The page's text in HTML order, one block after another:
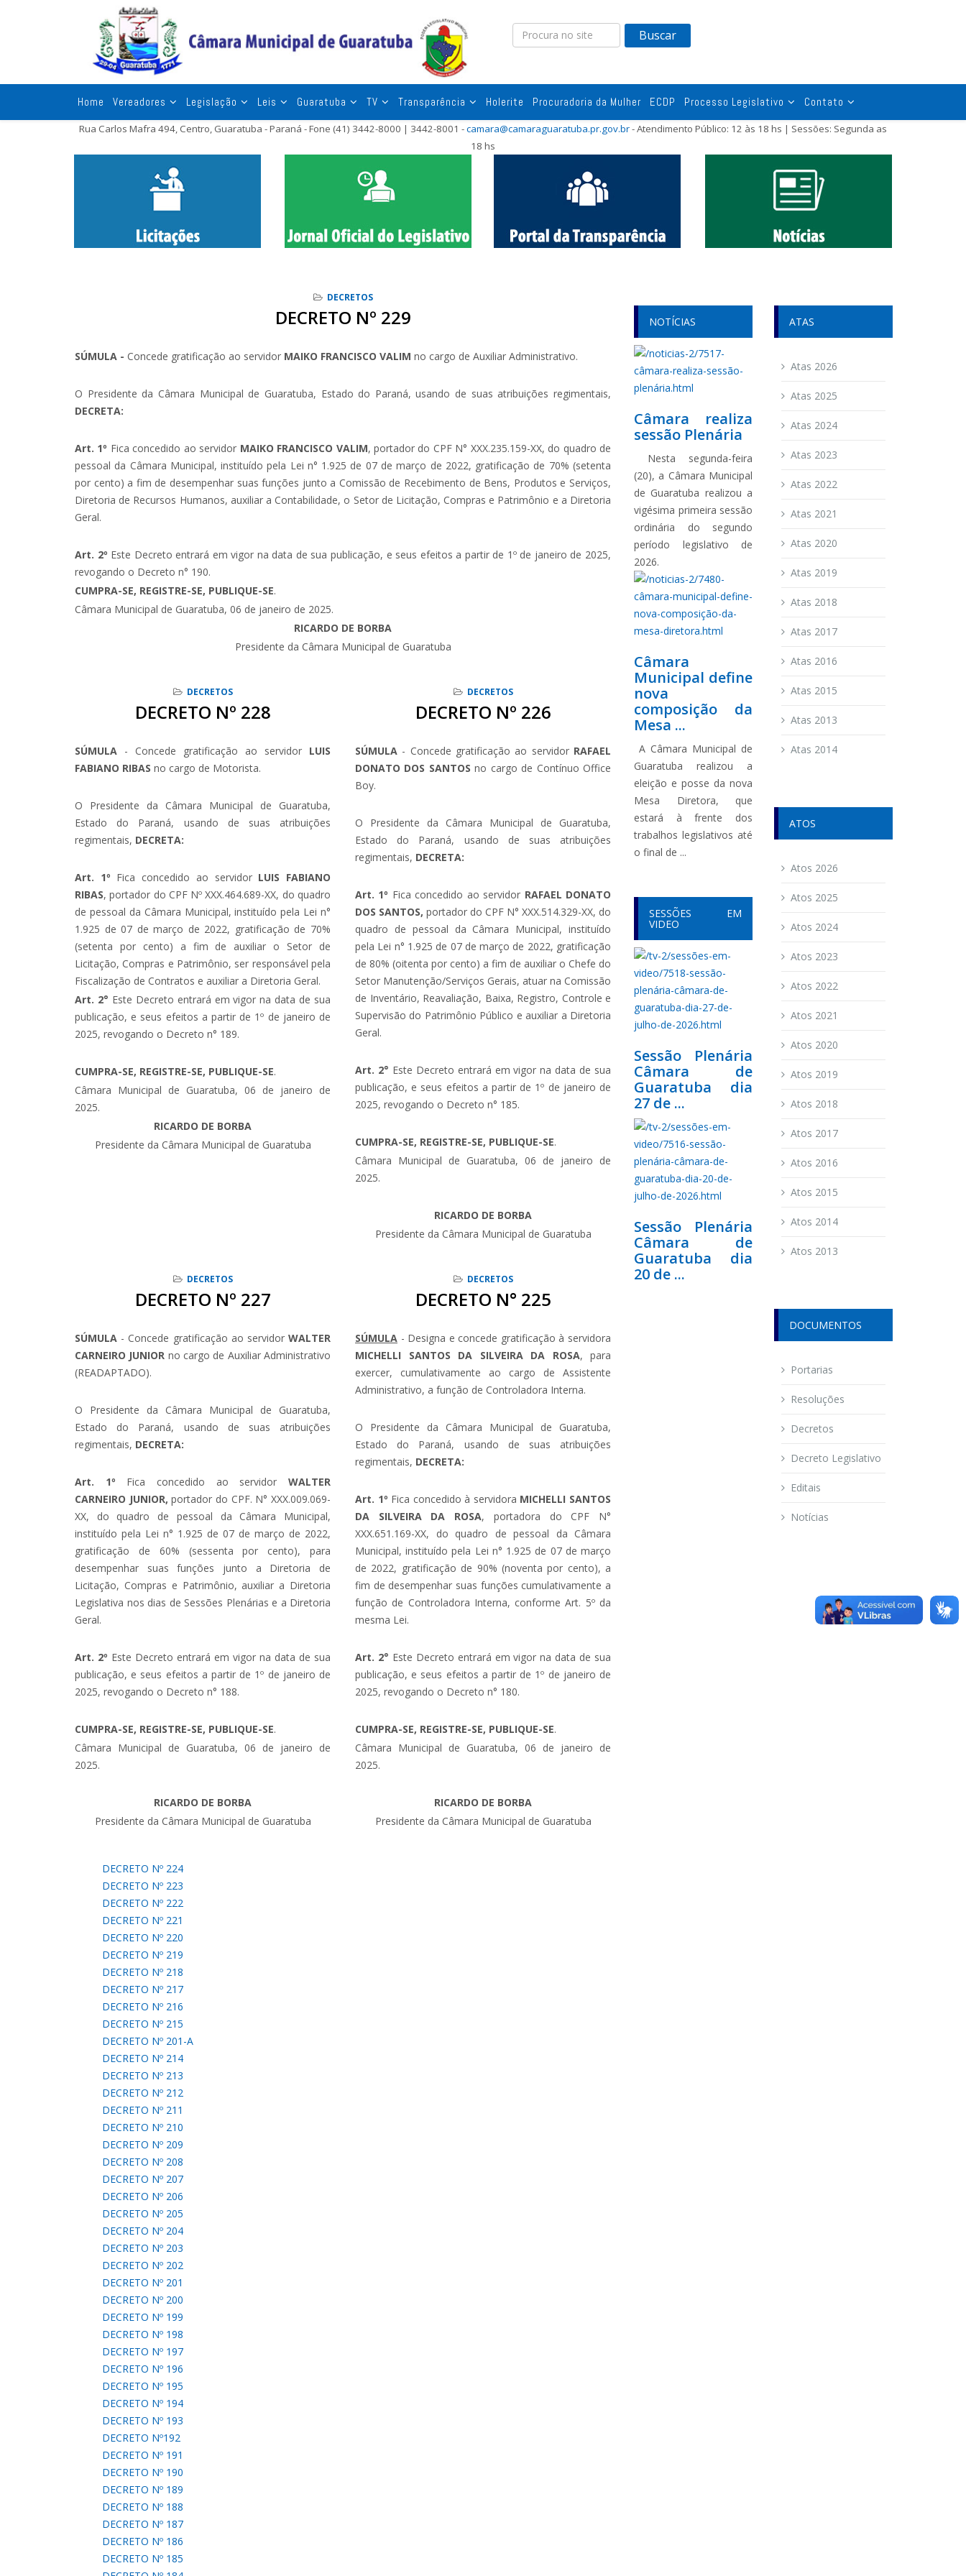
Buscar
Home Vereadores Legislação Leis Guaratuba TV Transparência Holerite Procuradoria da Mulher ECDP Processo Legislativo Contato
Rua Carlos Mafra 494, Centro, Guaratuba - Paraná - Fone (41) 3442-8000 | 3442-8001 -camara@camaraguaratuba.pr.gov.br- Atendimento Público: 12 às 18 hs | Sessões: Segunda as
18 hs
DECRETOS
DECRETO Nº 229
SÚMULA - Concede gratificação ao servidor MAIKO FRANCISCO VALIM no cargo de Auxiliar Administrativo.
O Presidente da Câmara Municipal de Guaratuba, Estado do Paraná, usando de suas atribuições regimentais,
DECRETA:
Art. 1º Fica concedido ao servidor MAIKO FRANCISCO VALIM, portador do CPF N° XXX.235.159-XX, do quadro de
pessoal da Câmara Municipal, instituído pela Lei n° 1.925 de 07 de março de 2022, gratificação de 70% (setenta
por cento) a fim de desempenhar suas funções junto a Comissão de Recebimento de Bens, Produtos e Serviços,
Diretoria de Recursos Humanos, auxiliar a Contabilidade, o Setor de Licitação, Compras e Patrimônio e a Diretoria
Geral.
Art. 2º Este Decreto entrará em vigor na data de sua publicação, e seus efeitos a partir de 1º de janeiro de 2025,
revogando o Decreto n° 190.
CUMPRA-SE, REGISTRE-SE, PUBLIQUE-SE.
Câmara Municipal de Guaratuba, 06 de janeiro de 2025.
RICARDO DE BORBA
Presidente da Câmara Municipal de Guaratuba
DECRETOS
DECRETO Nº 228
SÚMULA - Concede gratificação ao servidor LUIS
FABIANO RIBAS no cargo de Motorista.
O Presidente da Câmara Municipal de Guaratuba,
Estado do Paraná, usando de suas atribuições
regimentais, DECRETA:
Art. 1º Fica concedido ao servidor LUIS FABIANO
RIBAS, portador do CPF Nº XXX.464.689-XX, do quadro
de pessoal da Câmara Municipal, instituído pela Lei n°
1.925 de 07 de março de 2022, gratificação de 70%
(setenta por cento) a fim de auxiliar o Setor de
Licitação, Compras e Patrimônio, ser responsável pela
Fiscalização de Contratos e auxiliar a Diretoria Geral.
Art. 2° Este Decreto entrará em vigor na data de sua
publicação, e seus efeitos a partir de 1º de janeiro de
2025, revogando o Decreto n° 189.
CUMPRA-SE, REGISTRE-SE, PUBLIQUE-SE.
Câmara Municipal de Guaratuba, 06 de janeiro de
2025.
RICARDO DE BORBA
Presidente da Câmara Municipal de Guaratuba
DECRETOS
DECRETO Nº 226
SÚMULA - Concede gratificação ao servidor RAFAEL
DONATO DOS SANTOSno cargo de Contínuo Office
Boy.
O Presidente da Câmara Municipal de Guaratuba,
Estado do Paraná, usando de suas atribuições
regimentais, DECRETA:
Art. 1º Fica concedido ao servidor RAFAEL DONATO
DOS SANTOS, portador do CPF N° XXX.514.329-XX, do
quadro de pessoal da Câmara Municipal, instituído
pela Lei n° 1.925 de 07 de março de 2022, gratificação
de 80% (oitenta por cento) a fim de auxiliar o Chefe do
Setor Manutenção/Serviços Gerais, atuar na Comissão
de Inventário, Reavaliação, Baixa, Registro, Controle e
Supervisão do Patrimônio Público e auxiliar a Diretoria
Geral.
Art. 2° Este Decreto entrará em vigor na data de sua
publicação, e seus efeitos a partir de 1º de janeiro de
2025, revogando o Decreto n° 185.
CUMPRA-SE, REGISTRE-SE, PUBLIQUE-SE.
Câmara Municipal de Guaratuba, 06 de janeiro de
2025.
RICARDO DE BORBA
Presidente da Câmara Municipal de Guaratuba
DECRETOS
DECRETO Nº 227
SÚMULA - Concede gratificação ao servidorWALTER
CARNEIRO JUNIOR no cargo de Auxiliar Administrativo
(READAPTADO).
O Presidente da Câmara Municipal de Guaratuba,
Estado do Paraná, usando de suas atribuições
regimentais, DECRETA:
Art. 1º Fica concedido ao servidorWALTER
CARNEIRO JUNIOR,portador do CPF. N° XXX.009.069-
XX, do quadro de pessoal da Câmara Municipal,
instituído pela Lei n° 1.925 de 07 de março de 2022,
gratificação de 60% (sessenta por cento), para
desempenhar suas funções junto a Diretoria de
Licitação, Compras e Patrimônio, auxiliar a Diretoria
Legislativa nos dias de Sessões Plenárias e a Diretoria
Geral.
Art. 2º Este Decreto entrará em vigor na data de sua
publicação, e seus efeitos a partir de 1º de janeiro de
2025, revogando o Decreto n° 188.
CUMPRA-SE, REGISTRE-SE, PUBLIQUE-SE.
Câmara Municipal de Guaratuba, 06 de janeiro de
2025.
RICARDO DE BORBA
Presidente da Câmara Municipal de Guaratuba
DECRETOS
DECRETO N° 225
SÚMULA - Designa e concede gratificação à servidora
MICHELLI SANTOS DA SILVEIRA DA ROSA, para
exercer, cumulativamente ao cargo de Assistente
Administrativo, a função de Controladora Interna.
O Presidente da Câmara Municipal de Guaratuba,
Estado do Paraná, usando de suas atribuições
regimentais, DECRETA:
Art. 1º Fica concedido à servidora MICHELLI SANTOS
DA SILVEIRA DA ROSA, portadora do CPF N°
XXX.651.169-XX, do quadro de pessoal da Câmara
Municipal, instituído pela Lei n° 1.925 de 07 de março
de 2022, gratificação de 90% (noventa por cento), a
fim de desempenhar suas funções cumulativamente a
função de Controladora Interna, conforme Art. 5º da
mesma Lei.
Art. 2° Este Decreto entrará em vigor na data de sua
publicação, e seus efeitos a partir de 1º de janeiro de
2025, revogando o Decreto n° 180.
CUMPRA-SE, REGISTRE-SE, PUBLIQUE-SE.
Câmara Municipal de Guaratuba, 06 de janeiro de
2025.
RICARDO DE BORBA
Presidente da Câmara Municipal de Guaratuba
DECRETO Nº 224
DECRETO Nº 223
DECRETO Nº 222
DECRETO Nº 221
DECRETO Nº 220
DECRETO Nº 219
DECRETO Nº 218
DECRETO Nº 217
DECRETO Nº 216
DECRETO Nº 215
DECRETO Nº 201-A
DECRETO Nº 214
DECRETO Nº 213
DECRETO Nº 212
DECRETO Nº 211
DECRETO Nº 210
DECRETO Nº 209
DECRETO Nº 208
DECRETO Nº 207
DECRETO Nº 206
DECRETO Nº 205
DECRETO Nº 204
DECRETO Nº 203
DECRETO Nº 202
DECRETO Nº 201
DECRETO Nº 200
DECRETO Nº 199
DECRETO Nº 198
DECRETO Nº 197
DECRETO Nº 196
DECRETO Nº 195
DECRETO Nº 194
DECRETO Nº 193
DECRETO Nº192
DECRETO Nº 191
DECRETO Nº 190
DECRETO Nº 189
DECRETO Nº 188
DECRETO Nº 187
DECRETO Nº 186
DECRETO Nº 185
NOTÍCIAS
Câmara realiza
sessão Plenária
Nesta segunda-feira
(20), a Câmara Municipal
de Guaratuba realizou a
vigésima primeira sessão
ordinária do segundo
período legislativo de
2026.
Câmara
Municipal define
nova
composição da
Mesa ...
A Câmara Municipal de
Guaratuba realizou a
eleição e posse da nova
Mesa Diretora, que
estará à frente dos
trabalhos legislativos até
o final de ...
SESSÕES EM
VIDEO
Sessão Plenária
Câmara de
Guaratuba dia
27 de ...
Sessão Plenária
Câmara de
Guaratuba dia
20 de ...
ATAS
Atas 2026
Atas 2025
Atas 2024
Atas 2023
Atas 2022
Atas 2021
Atas 2020
Atas 2019
Atas 2018
Atas 2017
Atas 2016
Atas 2015
Atas 2013
Atas 2014
ATOS
Atos 2026
Atos 2025
Atos 2024
Atos 2023
Atos 2022
Atos 2021
Atos 2020
Atos 2019
Atos 2018
Atos 2017
Atos 2016
Atos 2015
Atos 2014
Atos 2013
DOCUMENTOS
Portarias
Resoluções
Decretos
Decreto Legislativo
Editais
Notícias